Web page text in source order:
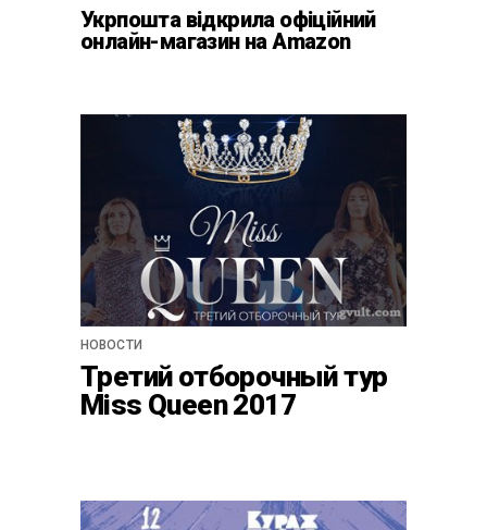
Укрпошта відкрила офіційний
онлайн-магазин на Amazon
НОВОСТИ
Третий отборочный тур
Miss Queen 2017